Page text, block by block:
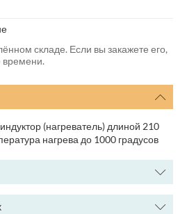
складе. Если вы закажете его,
времени.
(нагреватель) длиной 210
нагрева до 1000 градусов